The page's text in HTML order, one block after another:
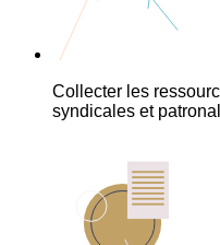
Collecter les
syndicales et